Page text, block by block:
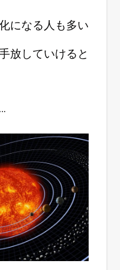
になる人も多い
放していけると